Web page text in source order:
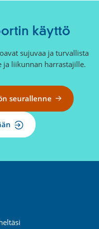
käyttö
sujuvaa ja turvallista
ja liikunnan harrastajille.
seurallenne